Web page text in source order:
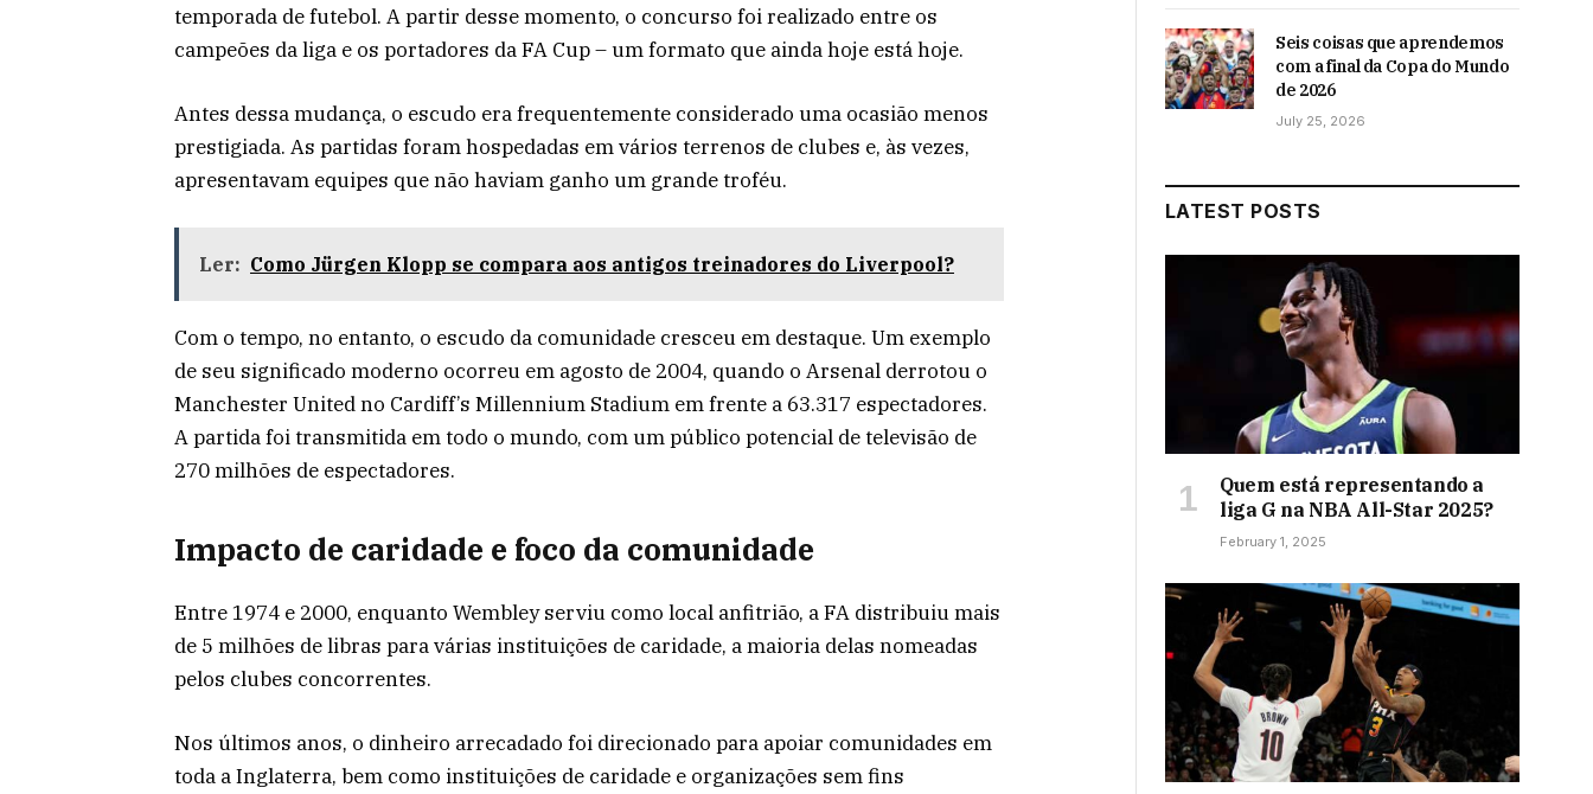
temporada de futebol. A partir desse momento, o concurso foi realizado entre os
campeões da liga e os portadores da FA Cup – um formato que ainda hoje está hoje.
Antes dessa mudança, o escudo era frequentemente considerado uma ocasião menos
prestigiada. As partidas foram hospedadas em vários terrenos de clubes e, às vezes,
apresentavam equipes que não haviam ganho um grande troféu.
Ler: Como Jürgen Klopp se compara aos antigos treinadores do Liverpool?
Com o tempo, no entanto, o escudo da comunidade cresceu em destaque. Um exemplo
de seu significado moderno ocorreu em agosto de 2004, quando o Arsenal derrotou o
Manchester United no Cardiff’s Millennium Stadium em frente a 63.317 espectadores.
A partida foi transmitida em todo o mundo, com um público potencial de televisão de
270 milhões de espectadores.
Impacto de caridade e foco da comunidade
Entre 1974 e 2000, enquanto Wembley serviu como local anfitrião, a FA distribuiu mais
de 5 milhões de libras para várias instituições de caridade, a maioria delas nomeadas
pelos clubes concorrentes.
Nos últimos anos, o dinheiro arrecadado foi direcionado para apoiar comunidades em
toda a Inglaterra, bem como instituições de caridade e organizações sem fins
Seis coisas que aprendemos
com a final da Copa do Mundo
de 2026
July 25, 2026
LATEST POSTS
Quem está representando a
liga G na NBA All-Star 2025?
February 1, 2025